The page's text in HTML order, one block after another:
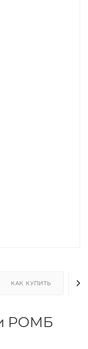
КАК КУПИТЬ
РОМБ